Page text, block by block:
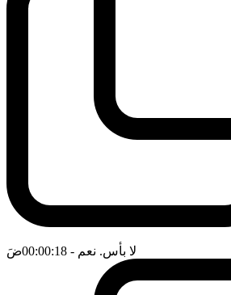
لا بأس. نعم - 00:00:18 ضَ